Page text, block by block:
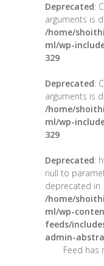
Deprecated:
arguments is
/home/
ml/wp-
329
Deprecated:
arguments is
/home/
ml/wp-
329
Deprecated:
null to
deprecated in
/home/
ml/wp-
feeds/
admin-
Feed has